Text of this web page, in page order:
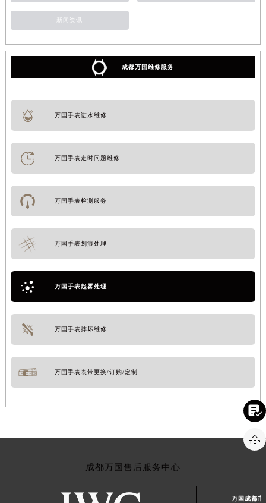
新闻资讯
成都万国维修服务
万国手表进水维修
万国手表走时问题维修
万国手表检测服务
万国手表划痕处理
万国手表起雾处理
万国手表摔坏维修
万国手表表带更换/订购/定制
成都万国售后服务中心
万国成都市

